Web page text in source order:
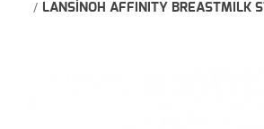
LANSİNOH AFFINITY BREASTMILK